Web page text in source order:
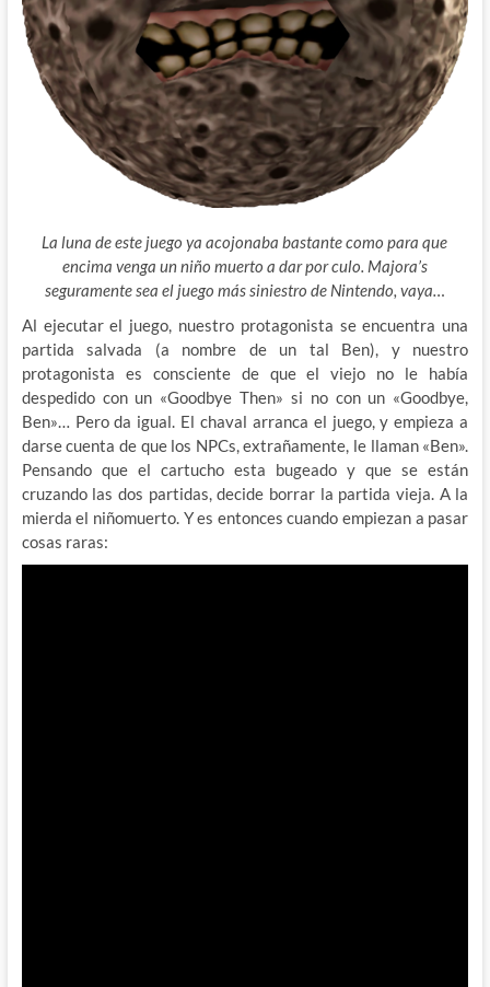
La luna de este juego ya acojonaba bastante como para que
encima venga un niño muerto a dar por culo. Majora’s
seguramente sea el juego más siniestro de Nintendo, vaya…
Al ejecutar el juego, nuestro protagonista se encuentra una
partida salvada (a nombre de un tal Ben), y nuestro
protagonista es consciente de que el viejo no le había
despedido con un «Goodbye Then» si no con un «Goodbye,
Ben»… Pero da igual. El chaval arranca el juego, y empieza a
darse cuenta de que los NPCs, extrañamente, le llaman «Ben».
Pensando que el cartucho esta bugeado y que se están
cruzando las dos partidas, decide borrar la partida vieja. A la
mierda el niñomuerto. Y es entonces cuando empiezan a pasar
cosas raras: